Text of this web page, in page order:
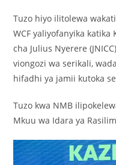
Tuzo hiyo ilitolewa
WCF yaliyofanyika
cha Julius Nyerere
viongozi wa serikali,
hifadhi ya jamii kutoka
Tuzo kwa NMB
Mkuu wa Idara ya